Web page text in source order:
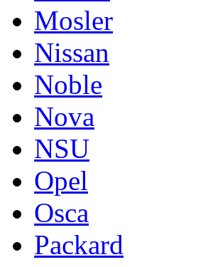
Mosler
Nissan
Noble
Nova
NSU
Opel
Osca
Packard